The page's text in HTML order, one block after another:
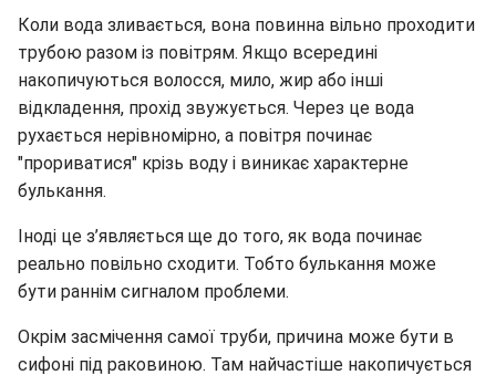
Коли вода зливається, вона повинна вільно проходити
трубою разом із повітрям. Якщо всередині
накопичуються волосся, мило, жир або інші
відкладення, прохід звужується. Через це вода
рухається нерівномірно, а повітря починає
"прориватися" крізь воду і виникає характерне
булькання.
Іноді це з’являється ще до того, як вода починає
реально повільно сходити. Тобто булькання може
бути раннім сигналом проблеми.
Окрім засмічення самої труби, причина може бути в
сифоні під раковиною. Там найчастіше накопичується